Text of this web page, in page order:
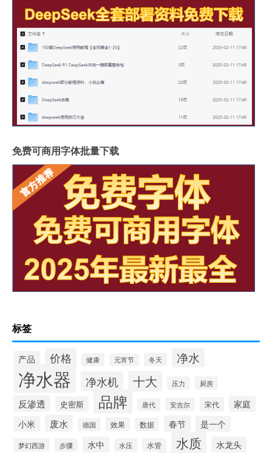
免费可商用字体批量下载
标签
产品 价格 健康 元宵节 冬天 净水
净水器 净水机 十大 压力 厨房
反渗透 史密斯 品牌 唐代 安吉尔 宋代
家庭
小米
废水 德国 效果 数据 春节 是一个
梦幻西游 步骤 水中 水压 水管 水质 水龙头